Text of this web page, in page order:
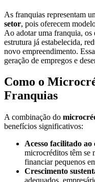
As franquias representam
setor, pois oferecem
Ao adotar uma franquia, os
estrutura já estabelecida,
novo empreendimento.
geração de empregos e
Como o
Franquias
A combinação do
benefícios significativos:
Acesso facilitado ao
microcréditos têm se
financiar pequenos
Crescimento